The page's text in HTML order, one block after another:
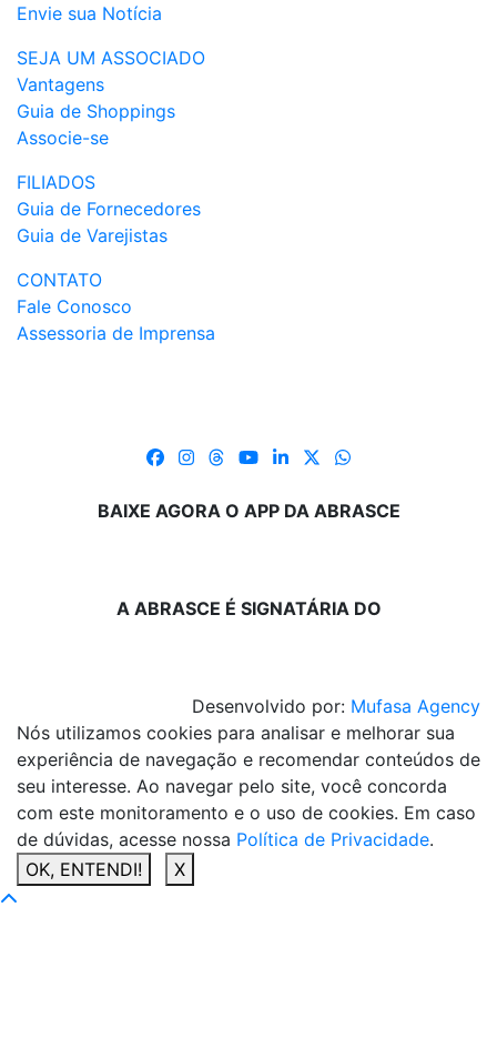
Envie sua Notícia
SEJA UM ASSOCIADO
Vantagens
Guia de Shoppings
Associe-se
FILIADOS
Guia de Fornecedores
Guia de Varejistas
CONTATO
Fale Conosco
Assessoria de Imprensa
BAIXE AGORA O APP DA ABRASCE
A ABRASCE É SIGNATÁRIA DO
Desenvolvido por: Mufasa Agency
Nós utilizamos cookies para analisar e melhorar sua
experiência de navegação e recomendar conteúdos de
seu interesse. Ao navegar pelo site, você concorda
com este monitoramento e o uso de cookies. Em caso
de dúvidas, acesse nossa Política de Privacidade.
OK, ENTENDI!
X